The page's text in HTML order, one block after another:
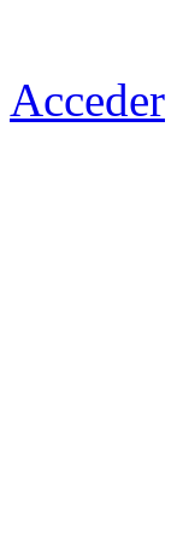
Acceder